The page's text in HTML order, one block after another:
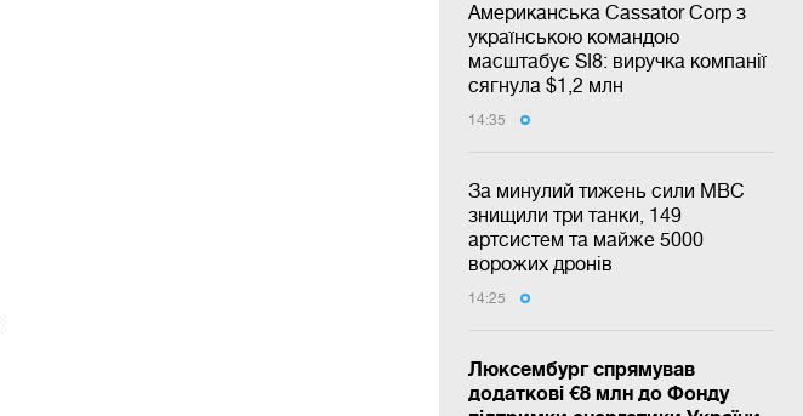
Американська Cassator Corp з
українською командою
масштабує SI8: виручка компанії
сягнула $1,2 млн
14:35
За минулий тижень сили МВС
знищили три танки, 149
артсистем та майже 5000
ворожих дронів
14:25
Люксембург спрямував
додаткові €8 млн до Фонду